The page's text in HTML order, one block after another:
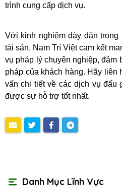
trình cung cấp dịch vụ.
Với kinh nghiệm dày dặn
tài sản, Nam Trí Việt cam kết
vụ pháp lý chuyên nghiệp,
pháp của khách hàng. Hãy
vấn chi tiết về các dịch vụ đấu
được sự hỗ trợ tốt nhất.
Danh Mục Lĩnh Vực